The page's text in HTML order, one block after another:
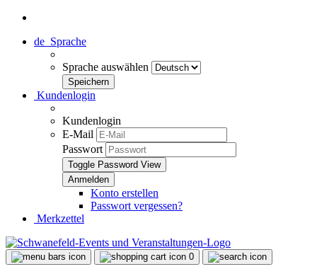
de Sprache
Sprache auswählen
Kundenlogin
Kundenlogin
E-Mail
Passwort
Toggle Password View
Konto erstellen
Passwort vergessen?
Merkzettel
0